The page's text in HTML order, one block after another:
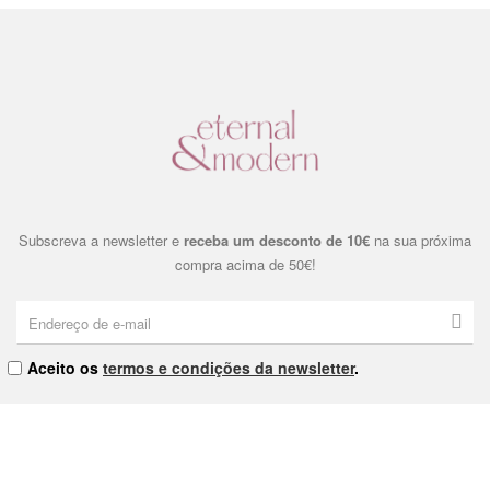
Subscreva a newsletter e receba um desconto de 10€ na sua próxima
compra acima de 50€!
Aceito os termos e condições da newsletter.